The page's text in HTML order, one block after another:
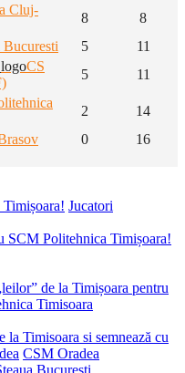
Cluj-
8
8
5
11
CS
5 11
2
14
0
16
Jucatori
SCM Politehnica Timișoara!
de la Timișoara pentru
Timisoara
la Timisoara si semnează cu
CSM Oradea